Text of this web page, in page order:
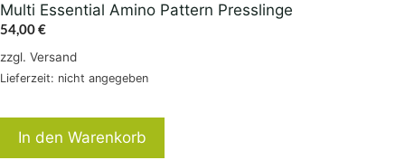
Multi Essential Amino Pattern Presslinge
54,00€
zzgl. Versand
Lieferzeit: nicht angegeben
In den Warenkorb